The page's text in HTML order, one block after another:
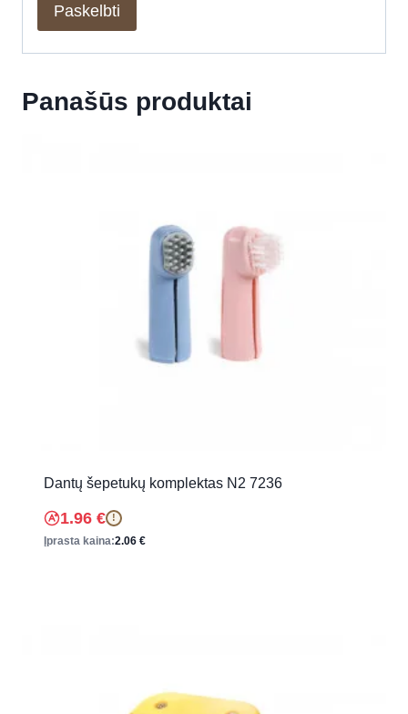
Panašūs produktai
Dantų šepetukų komplektas N2 7236
1.96 € !
Įprasta kaina:2.06 €